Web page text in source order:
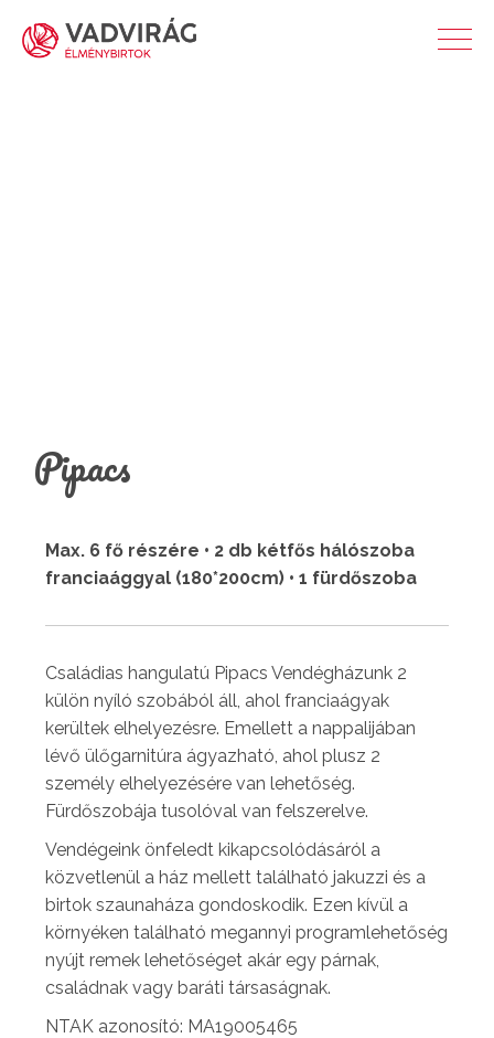
Pipacs
Max. 6 fő részére • 2 db kétfős hálószoba
franciaággyal (180*200cm) • 1 fürdőszoba
Családias hangulatú Pipacs Vendégházunk 2
külön nyíló szobából áll, ahol franciaágyak
kerültek elhelyezésre. Emellett a nappalijában
lévő ülőgarnitúra ágyazható, ahol plusz 2
személy elhelyezésére van lehetőség.
Fürdőszobája tusolóval van felszerelve.
Vendégeink önfeledt kikapcsolódásáról a
közvetlenül a ház mellett található jakuzzi és a
birtok szaunaháza gondoskodik. Ezen kívül a
környéken található megannyi programlehetőség
nyújt remek lehetőséget akár egy párnak,
családnak vagy baráti társaságnak.
NTAK azonosító: MA19005465